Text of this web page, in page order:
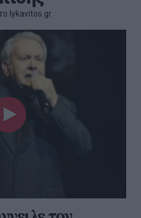
lykavitos.gr